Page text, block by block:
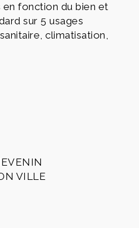
fonction du bien et
sur 5 usages
climatisation,
VILLE